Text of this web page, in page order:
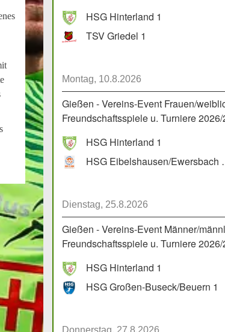
HSG Hinterland 1
TSV Griedel 1
Montag, 10.8.2026
Gießen - Vereins-Event Frauen/
Freundschaftsspiele u. Turniere 2026/
HSG Hinterland 1
HSG
Dienstag, 25.8.2026
Gießen - Vereins-Event Männer/
Freundschaftsspiele u. Turniere 2026/
HSG Hinterland 1
HSG Großen-Buseck/Beuern 1
Donnerstag, 27.8.2026